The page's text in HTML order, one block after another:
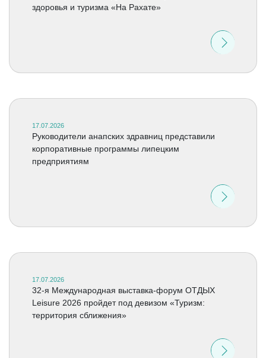
здоровья и туризма «На Рахате»
17.07.2026
Руководители анапских здравниц представили
корпоративные программы липецким
предприятиям
17.07.2026
32-я Международная выставка-форум ОТДЫХ
Leisure 2026 пройдет под девизом «Туризм:
территория сближения»